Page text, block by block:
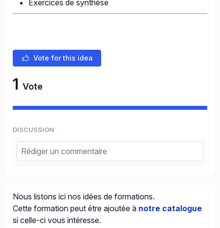
Exercices de synthèse
Vote for this idea
1 Vote
DISCUSSION
Nous listons ici nos idées de formations.
Cette formation peut être ajoutée à notre catalogue
si celle-ci vous intéresse.